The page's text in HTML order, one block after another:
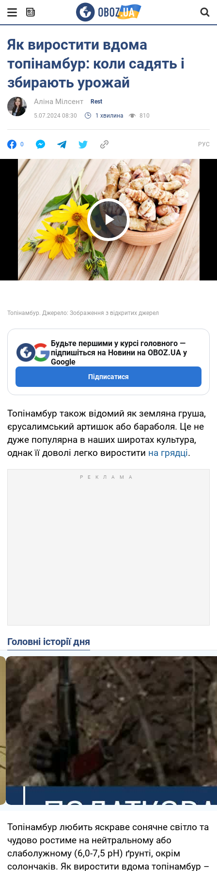
Як виростити вдома
топінамбур: коли садять і
збирають урожай
Аліна Мілсент Rest
5.07.2024 08:30 1 хвилина 810
0 РУС
Play Video
Будьте першими у курсі головного —
підпишіться на Новини на OBOZ.UA у
Google
Підписатися
Топінамбур також відомий як земляна груша,
єрусалимський артишок або бараболя. Це не
дуже популярна в наших широтах культура,
однак її доволі легко виростити на грядці.
Головні історії дня
Топінамбур любить яскраве сонячне світло та
чудово ростиме на нейтральному або
слаболужному (6,0-7,5 pH) ґрунті, окрім
солончаків. Як виростити вдома топінамбур –